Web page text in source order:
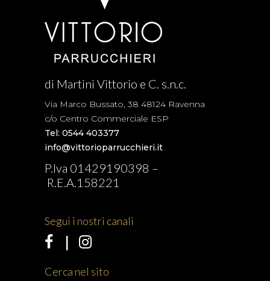
di Martini Vittorio e C. s.n.c.
Via Marco Bussato, 38 48124 Ravenna
c/o Centro Commerciale ESP
Tel: 0544 403377
info@vittorioparrucchieri.it
P.Iva 01429190398 –
R.E.A.158221
Segui i nostri canali
Cerca nel sito